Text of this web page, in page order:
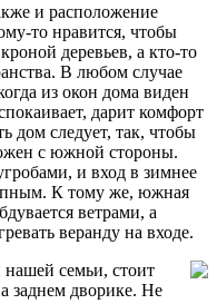
и расположение
то нравится, чтобы
деревьев, а кто-то
В любом случае
из окон дома виден
дарит комфорт
дом следует, так, чтобы
с южной стороны.
и вход в зимнее
К тому же, южная
ветрами, а
веранду на входе.
нашей семьи, стоит
заднем дворике. Не